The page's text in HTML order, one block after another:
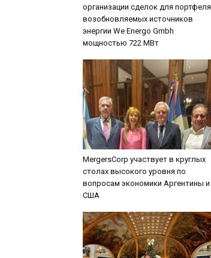
организации сделок для портфеля
возобновляемых источников
энергии We Energo Gmbh
мощностью 722 МВт
MergersCorp участвует в круглых
столах высокого уровня по
вопросам экономики Аргентины и
США